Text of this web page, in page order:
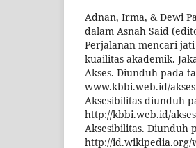
Adnan, Irma, & Dewi
dalam Asnah Said
Perjalanan mencari
kuailitas akademik.
Akses. Diunduh pada
www.kbbi.web.id/
Aksesibilitas diunduh
http://kbbi.web.id/
Aksesibilitas. Diunduh
http://id.wikipedia.org/